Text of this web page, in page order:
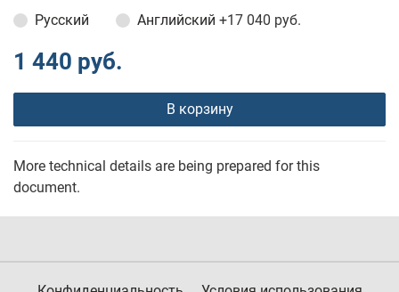
Русский
Английский +17 040 руб.
1 440 руб.
В корзину
More technical details are being prepared for this
document.